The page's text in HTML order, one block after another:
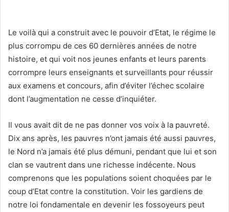
Le voilà qui a construit avec le pouvoir d’Etat, le régime le
plus corrompu de ces 60 dernières années de notre
histoire, et qui voit nos jeunes enfants et leurs parents
corrompre leurs enseignants et surveillants pour réussir
aux examens et concours, afin d’éviter l’échec scolaire
dont l’augmentation ne cesse d’inquiéter.
Il vous avait dit de ne pas donner vos voix à la pauvreté.
Dix ans après, les pauvres n’ont jamais été aussi pauvres,
le Nord n’a jamais été plus démuni, pendant que lui et son
clan se vautrent dans une richesse indécente. Nous
comprenons que les populations soient choquées par le
coup d’Etat contre la constitution. Voir les gardiens de
notre loi fondamentale en devenir les fossoyeurs peut